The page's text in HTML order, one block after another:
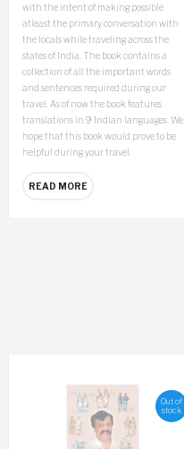
with the intent of making possible
atleast the primary conversation with
the locals while traveling across the
states of India. The book contains a
collection of all the important words
and sentences required during our
travel. As of now the book features
translations in 9 Indian languages. We
hope that this book would prove to be
helpful during your travel.
READ MORE
Out of
stock